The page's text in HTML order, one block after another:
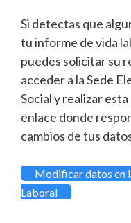
Si detectas que
tu informe de vida
puedes solicitar su
acceder a la Sede
Social y realizar
enlace donde
cambios de tus
Modificar datos en
Laboral